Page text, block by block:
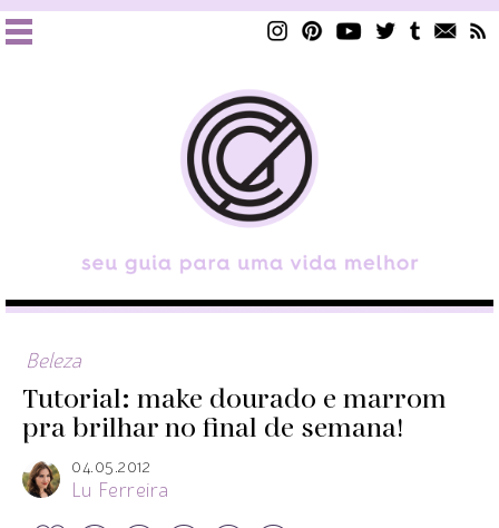
Beleza
Tutorial: make dourado e marrom
pra brilhar no final de semana!
04.05.2012
Lu Ferreira